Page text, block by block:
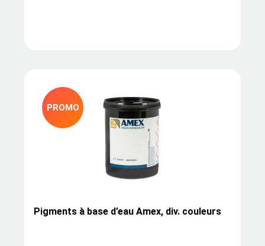
PROMO
Pigments à base d’eau Amex, div. couleurs